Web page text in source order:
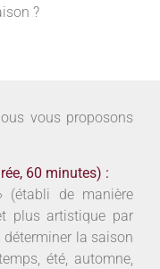
?
vous proposons
60 minutes) :
(établi de manière
plus artistique par
la saison
été, automne,